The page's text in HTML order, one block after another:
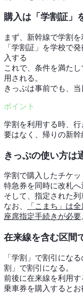
購入は「学割証」
まず、新幹線で学割
「学割証」を学校で
入する
これで、条件を満た
用される。
きっぷは事前でも、当
学割を利用する時、
要はなく、帰りの新幹
きっぷの使い方は
学割で購入したチケ
特急券を同時に改札へ
そして、指定された列
なお、
「こまち」は
座席指定手続きが必要
在来線を含む区間
「学割」で割引にな
割」で割引になる。
前後に在来線を利用
乗車券を購入するとお